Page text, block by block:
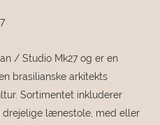
/ Studio Mk27 og er en
brasilianske arkitekts
Sortimentet inkluderer
drejelige lænestole, med eller